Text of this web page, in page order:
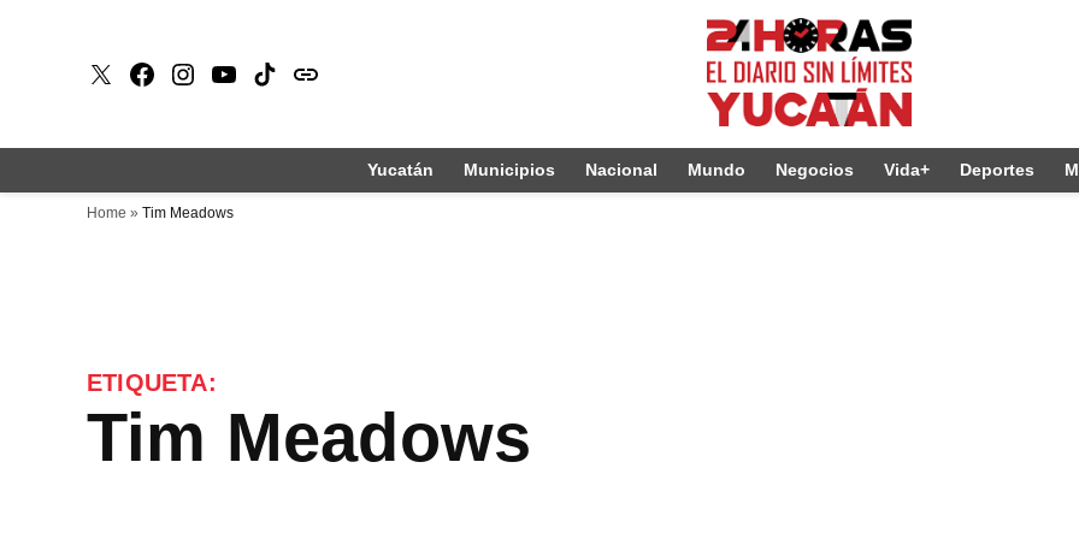
X Faceboook
Instagram
Youtube
Tiktokissuu
Yucatán Municipios Nacional Mundo Negocios Vida+ Deportes
Home » Tim Meadows
ETIQUETA:
Tim Meadows